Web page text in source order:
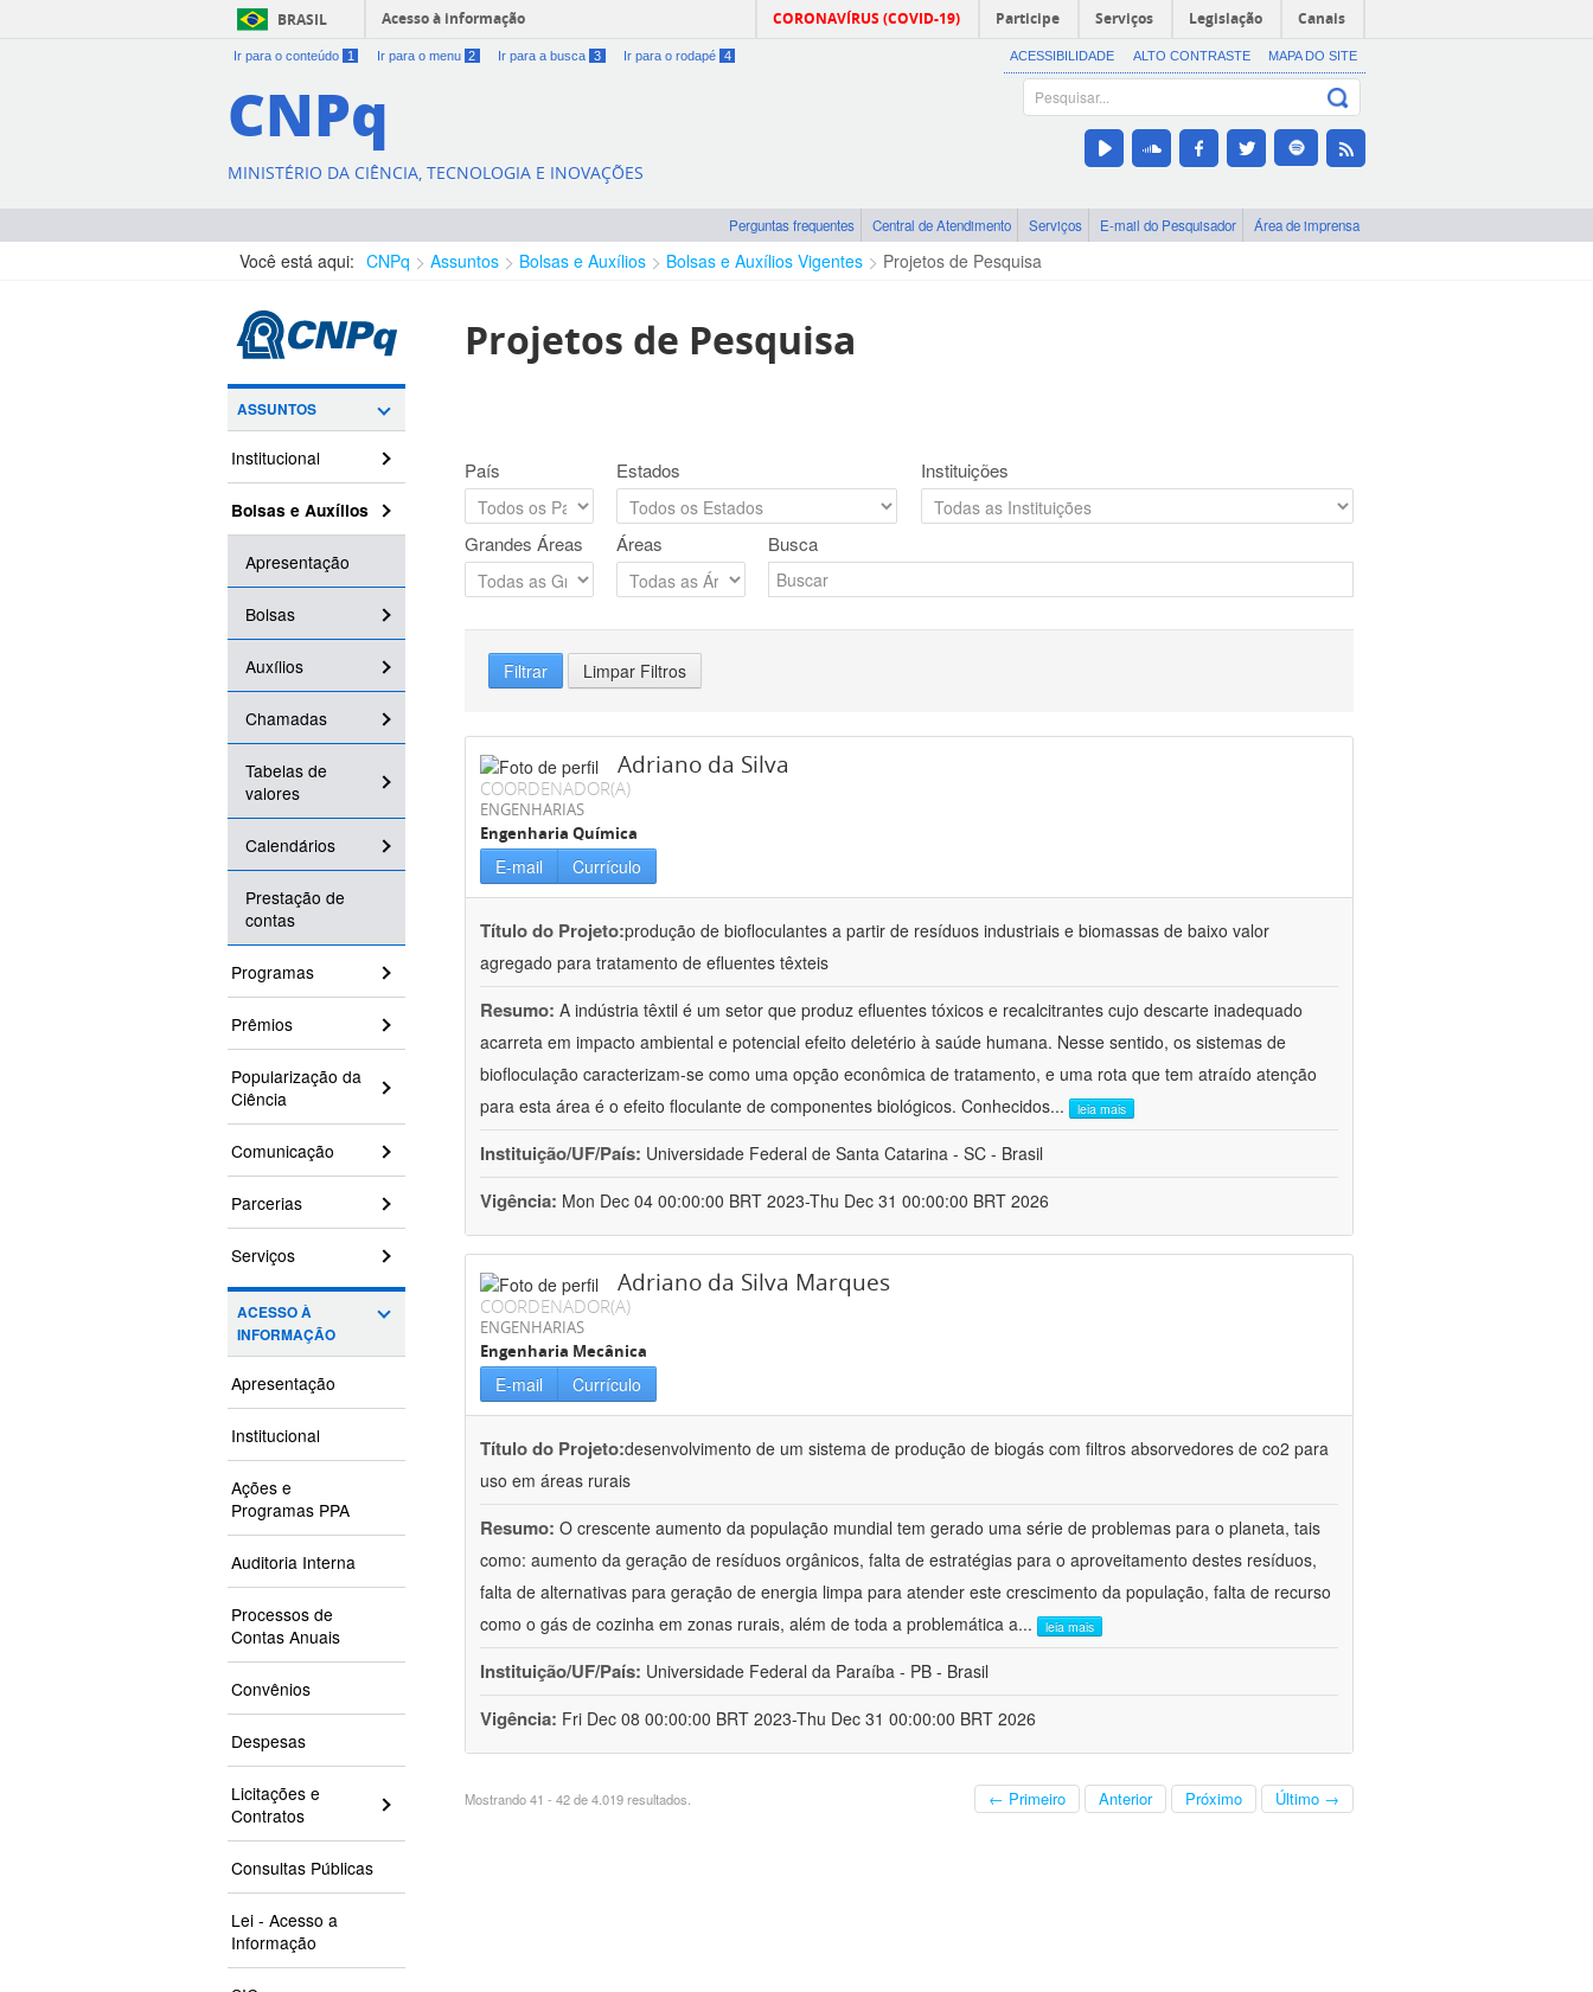
BRASIL Acesso à informação CORONAVÍRUS (COVID-19) Participe Serviços Legislação Canais
Ir para o conteúdo 1 Ir para o menu 2 Ir para a busca 3 Ir para o rodapé 4 ACESSIBILIDADE ALTO CONTRASTE MAPA DO SITE
CNPq
MINISTÉRIO DA CIÊNCIA, TECNOLOGIA E INOVAÇÕES
Perguntas frequentes Central de Atendimento Serviços E-mail do Pesquisador Área de imprensa
Você está aqui: CNPq Assuntos Bolsas e Auxílios Bolsas e Auxílios Vigentes Projetos de Pesquisa
ASSUNTOS
Institucional
Bolsas e Auxílios
Apresentação
Bolsas
Auxílios
Chamadas
Tabelas de
valores
Calendários
Prestação de
contas
Programas
Prêmios
Popularização da
Ciência
Comunicação
Parcerias
Serviços
ACESSO À
INFORMAÇÃO
Apresentação
Institucional
Ações e
Programas PPA
Auditoria Interna
Processos de
Contas Anuais
Convênios
Despesas
Licitações e
Contratos
Consultas Públicas
Lei - Acesso a
Informação
Projetos de Pesquisa
País Estados Instituições
Grandes Áreas Áreas Busca
Filtrar Limpar Filtros
Adriano da Silva
COORDENADOR(A)
ENGENHARIAS
Engenharia Química
E-mail Currículo
Título do Projeto:produção de biofloculantes a partir de resíduos industriais e biomassas de baixo valor
agregado para tratamento de efluentes têxteis
Resumo: A indústria têxtil é um setor que produz efluentes tóxicos e recalcitrantes cujo descarte inadequado
acarreta em impacto ambiental e potencial efeito deletério à saúde humana. Nesse sentido, os sistemas de
biofloculação caracterizam-se como uma opção econômica de tratamento, e uma rota que tem atraído atenção
para esta área é o efeito floculante de componentes biológicos. Conhecidos... leia mais
Instituição/UF/País: Universidade Federal de Santa Catarina - SC - Brasil
Vigência: Mon Dec 04 00:00:00 BRT 2023-Thu Dec 31 00:00:00 BRT 2026
Adriano da Silva Marques
COORDENADOR(A)
ENGENHARIAS
Engenharia Mecânica
E-mail Currículo
Título do Projeto:desenvolvimento de um sistema de produção de biogás com filtros absorvedores de co2 para
uso em áreas rurais
Resumo: O crescente aumento da população mundial tem gerado uma série de problemas para o planeta, tais
como: aumento da geração de resíduos orgânicos, falta de estratégias para o aproveitamento destes resíduos,
falta de alternativas para geração de energia limpa para atender este crescimento da população, falta de recurso
como o gás de cozinha em zonas rurais, além de toda a problemática a... leia mais
Instituição/UF/País: Universidade Federal da Paraíba - PB - Brasil
Vigência: Fri Dec 08 00:00:00 BRT 2023-Thu Dec 31 00:00:00 BRT 2026
Mostrando 41 - 42 de 4.019 resultados. ← Primeiro Anterior Próximo Último →